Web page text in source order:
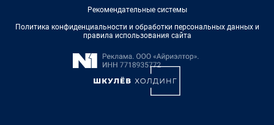
Рекомендательные системы
Политика конфиденциальности и обработки персональных данных и
правила использования сайта